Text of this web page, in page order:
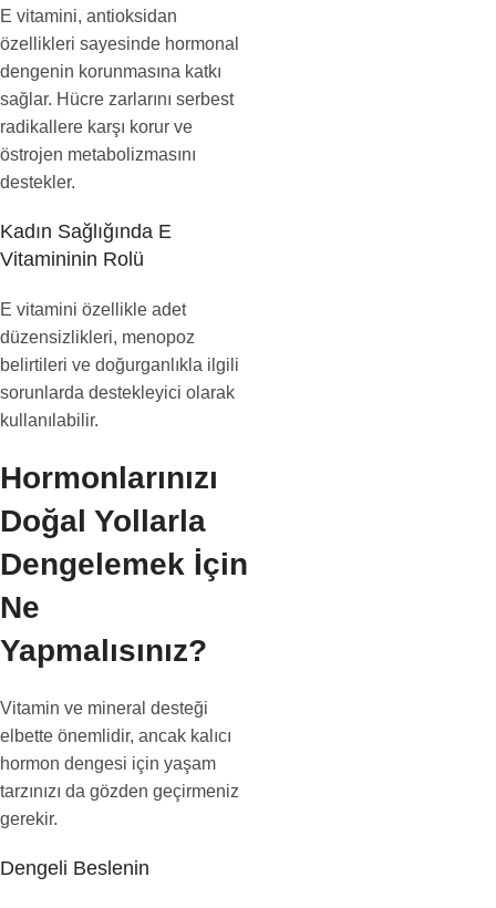
E vitamini, antioksidan
özellikleri sayesinde hormonal
dengenin korunmasına katkı
sağlar. Hücre zarlarını serbest
radikallere karşı korur ve
östrojen metabolizmasını
destekler.
Kadın Sağlığında E
Vitamininin Rolü
E vitamini özellikle adet
düzensizlikleri, menopoz
belirtileri ve doğurganlıkla ilgili
sorunlarda destekleyici olarak
kullanılabilir.
Hormonlarınızı
Doğal Yollarla
Dengelemek İçin
Ne
Yapmalısınız?
Vitamin ve mineral desteği
elbette önemlidir, ancak kalıcı
hormon dengesi için yaşam
tarzınızı da gözden geçirmeniz
gerekir.
Dengeli Beslenin